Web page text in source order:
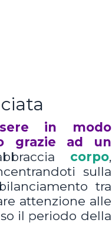
in modo
grazie ad un
corpo,
sulla
tra
attenzione alle
il periodo della